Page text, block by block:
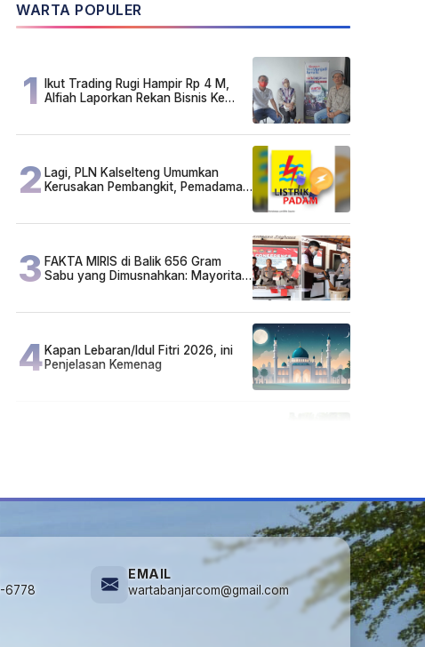
WARTA POPULER
1 Ikut Trading Rugi Hampir Rp 4 M,
Alfiah Laporkan Rekan Bisnis Ke
2 Lagi, PLN Kalselteng Umumkan
Kerusakan Pembangkit, Pemadaman
3 FAKTA MIRIS di Balik 656 Gram
Sabu yang Dimusnahkan: Mayoritas
4Kapan Lebaran/Idul Fitri 2026, ini
Penjelasan Kemenag
6778
EMAIL
wartabanjarcom@gmail.com